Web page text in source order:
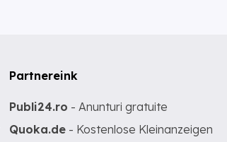
Partnereink
Publi24.ro - Anunturi gratuite
Quoka.de - Kostenlose Kleinanzeigen